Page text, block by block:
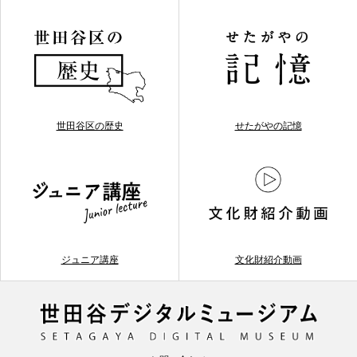
世田谷区の歴史 せたがやの記憶
ジュニア講座 文化財紹介動画